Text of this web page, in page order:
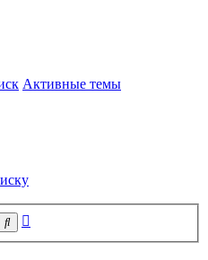
Активные темы
Поиск